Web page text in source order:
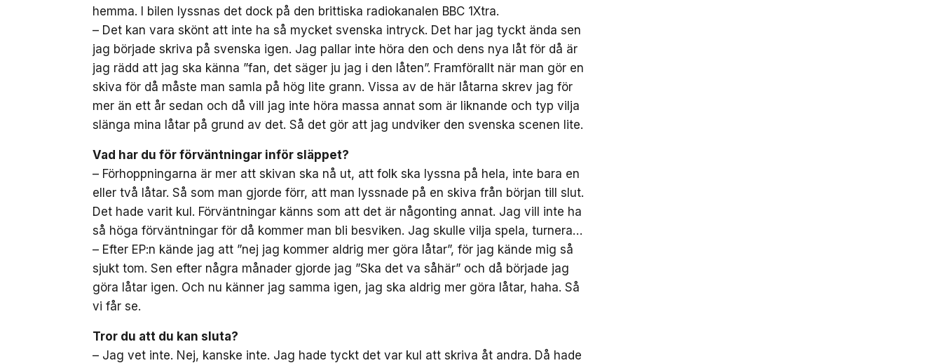
hemma. I bilen lyssnas det dock på den brittiska radiokanalen BBC 1Xtra.
– Det kan vara skönt att inte ha så mycket svenska intryck. Det har jag tyckt ända sen
jag började skriva på svenska igen. Jag pallar inte höra den och dens nya låt för då är
jag rädd att jag ska känna ”fan, det säger ju jag i den låten”. Framförallt när man gör en
skiva för då måste man samla på hög lite grann. Vissa av de här låtarna skrev jag för
mer än ett år sedan och då vill jag inte höra massa annat som är liknande och typ vilja
slänga mina låtar på grund av det. Så det gör att jag undviker den svenska scenen lite.
Vad har du för förväntningar inför släppet?
– Förhoppningarna är mer att skivan ska nå ut, att folk ska lyssna på hela, inte bara en
eller två låtar. Så som man gjorde förr, att man lyssnade på en skiva från början till slut.
Det hade varit kul. Förväntningar känns som att det är någonting annat. Jag vill inte ha
så höga förväntningar för då kommer man bli besviken. Jag skulle vilja spela, turnera…
– Efter EP:n kände jag att ”nej jag kommer aldrig mer göra låtar”, för jag kände mig så
sjukt tom. Sen efter några månader gjorde jag ”Ska det va såhär” och då började jag
göra låtar igen. Och nu känner jag samma igen, jag ska aldrig mer göra låtar, haha. Så
vi får se.
Tror du att du kan sluta?
– Jag vet inte. Nej, kanske inte. Jag hade tyckt det var kul att skriva åt andra. Då hade